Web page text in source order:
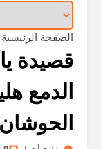
الصفحة الرئيسية
قصيدة
الدمع
الحوشان